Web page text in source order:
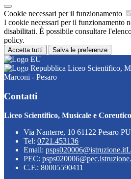
Cookie necessari per il funzionamento
I cookie necessari per il funzionamento
disabilitati. È possibile consultare
policy.
Accetta tutti Salva le preferenze
Liceo Scientifico,
Marconi - Pesaro
Contatti
Liceo Scientifico, Musicale e
Via Nanterre, 10 61122 Pesaro PU
Tel: 0721.453136
Email: psps020006@istruzione.it
PEC:
C.F.: 80005590411